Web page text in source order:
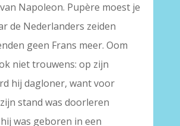
Napoleon. Pupère moest je
de Nederlanders zeiden
geen Frans meer. Oom
niet trouwens: op zijn
hij dagloner, want voor
stand was doorleren
was geboren in een